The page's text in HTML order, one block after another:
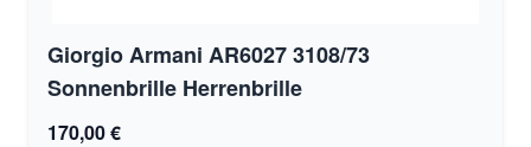
Giorgio Armani AR6027 3108/73
Sonnenbrille Herrenbrille
170,00 €